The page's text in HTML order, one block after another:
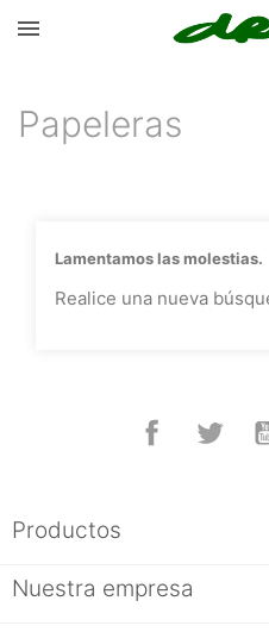

Papeleras
Lamentamos las molestias.
Realice una nueva
Facebook
Productos
Nuestra empresa